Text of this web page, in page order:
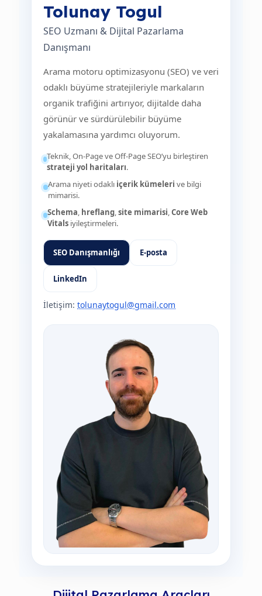
Tolunay Togul
SEO Uzmanı & Dijital Pazarlama
Danışmanı
Arama motoru optimizasyonu (SEO) ve veri
odaklı büyüme stratejileriyle markaların
organik trafiğini artırıyor, dijitalde daha
görünür ve sürdürülebilir büyüme
yakalamasına yardımcı oluyorum.
Teknik, On-Page ve Off-Page SEO’yu birleştiren
strateji yol haritaları.
Arama niyeti odaklı içerik kümeleri ve bilgi
mimarisi.
Schema, hreflang,site mimarisi,Core Web
Vitalsiyileştirmeleri.
SEO Danışmanlığı E-posta
LinkedIn
İletişim: tolunaytogul@gmail.com